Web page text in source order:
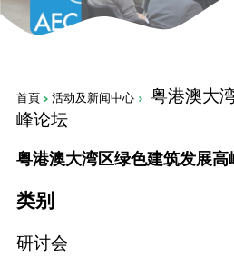
首頁 活动及新闻中心
粤港澳大
峰论坛
粤港澳大湾区绿色建筑发展高
类别
研讨会